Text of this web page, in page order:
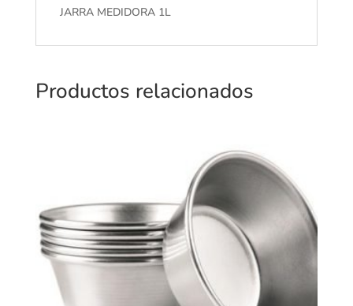
JARRA MEDIDORA 1L
Productos relacionados